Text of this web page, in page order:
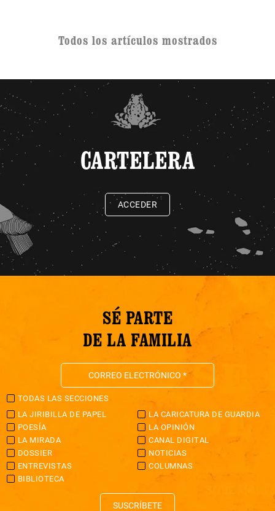
Todos los artículos mostrados
CARTELERA
ACCEDER
SÉ PARTE
DE LA FAMILIA
TODAS LAS SECCIONES
LA JIRIBILLA DE PAPEL
LA CARICATURA DE GUARDIA
POESÍA
LA OPINIÓN
LA MIRADA
CANAL DIGITAL
DOSSIER
NOTICIAS
ENTREVISTAS
COLUMNAS
BIBLIOTECA
SUSCRÍBETE